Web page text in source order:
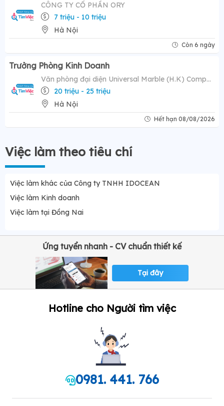
CÔNG TY CỔ PHẦN ORY
7 triệu - 10 triệu
Hà Nội
Còn 6 ngày
Trưởng Phòng Kinh Doanh
Văn phòng đại diện Universal Marble (H.K) Company Limited
20 triệu - 25 triệu
Hà Nội
Hết hạn 08/08/2026
Việc làm theo tiêu chí
Việc làm khác của Công ty TNHH IDOCEAN
Việc làm Kinh doanh
Việc làm tại Đồng Nai
Ứng tuyển nhanh - CV chuẩn thiết kế
Tại đây
Hotline cho Người tìm việc
0981. 441. 766